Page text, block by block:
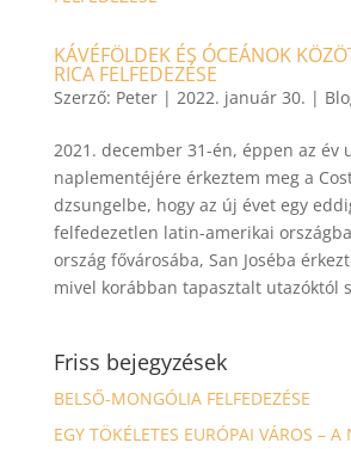
KÁVÉFÖLDEK ÉS ÓCEÁNOK
RICA FELFEDEZÉSE
Szerző: Peter| 2022. január 30. |
2021. december 31-én, éppen az év
naplementéjére érkeztem meg a
dzsungelbe, hogy az új évet egy
felfedezetlen latin-amerikai
ország fővárosába, San Joséba
mivel korábban tapasztalt utazóktól
Friss bejegyzések
BELSŐ-MONGÓLIA FELFEDEZÉSE
EGY TÖKÉLETES EURÓPAI VÁROS – A